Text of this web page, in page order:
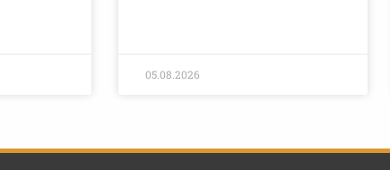
05.08.2026